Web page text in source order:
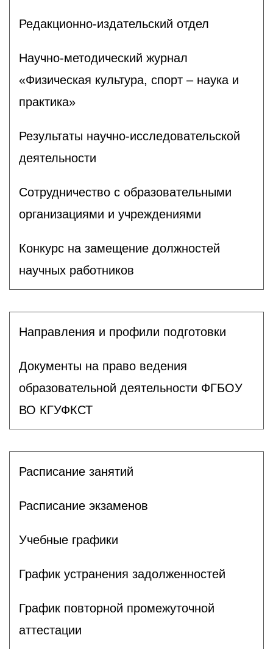
Редакционно-издательский отдел
Научно-методический журнал
«Физическая культура, спорт – наука и
практика»
Результаты научно-исследовательской
деятельности
Сотрудничество с образовательными
организациями и учреждениями
Конкурс на замещение должностей
научных работников
Направления и профили подготовки
Документы на право ведения
образовательной деятельности ФГБОУ
ВО КГУФКСТ
Расписание занятий
Расписание экзаменов
Учебные графики
График устранения задолженностей
График повторной промежуточной
аттестации